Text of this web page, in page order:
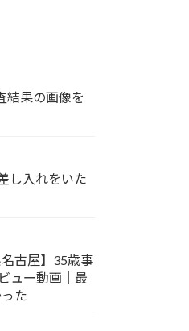
結果の画像を
し入れをいた
名古屋】35歳事
ュー動画｜最
た